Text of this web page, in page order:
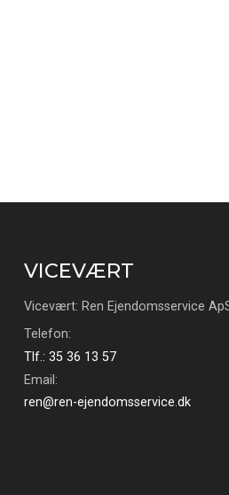
VICEVÆRT
Vicevært: Ren Ejendomsservice
Telefon:
Tlf.: 35 36 13 57
Email:
ren@ren-ejendomsservice.dk